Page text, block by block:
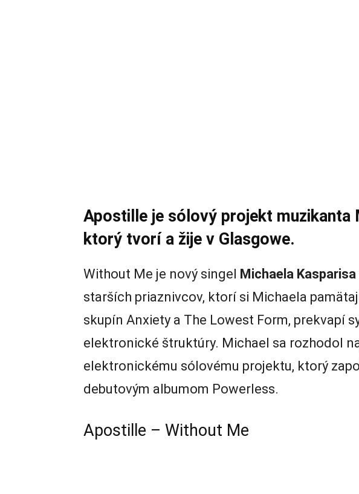
Apostille je sólový projekt muzikanta
ktorý tvorí a žije v Glasgowe.
Without Me je nový singel Michaela Kasparisa
starších priaznivcov, ktorí si Michaela
skupín Anxiety a The Lowest Form, prekvapí
elektronické štruktúry. Michael sa rozhodol
elektronickému sólovému projektu, ktorý
debutovým albumom Powerless.
Apostille – Without Me